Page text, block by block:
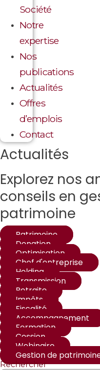
Société
Notre
expertise
Nos
publications
Actualités
Offres
d’emplois
Contact
Actualités
Explorez nos
conseils en
patrimoine
Patrimoine
Donation
Optimisation
Chef d'entreprise
Holding
Transmission
Retraite
Impôts
Fiscalité
Accompagnement
Formation
Cession
Webinaire
Gestion de
Rechercher